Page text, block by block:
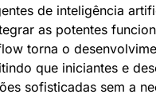
de inteligência
as potentes
torna o
que iniciantes e
sofisticadas sem a